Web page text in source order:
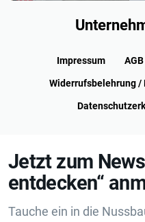
Impressum
Widerrufsbelehrung
Jetzt zum
entdecken“
Tauche ein in die